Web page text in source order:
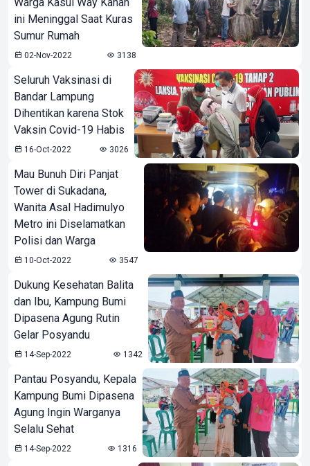
ini Meninggal Saat Kuras
Sumur Rumah
02-Nov-2022 3138
Seluruh Vaksinasi di
Bandar Lampung
Dihentikan karena Stok
Vaksin Covid-19 Habis
16-Oct-2022 3026
Mau Bunuh Diri Panjat
Tower di Sukadana,
Wanita Asal Hadimulyo
Metro ini Diselamatkan
Polisi dan Warga
10-Oct-2022 3547
Dukung Kesehatan Balita
dan Ibu, Kampung Bumi
Dipasena Agung Rutin
Gelar Posyandu
14-Sep-2022 1342
Pantau Posyandu, Kepala
Kampung Bumi Dipasena
Agung Ingin Warganya
Selalu Sehat
14-Sep-2022 1316